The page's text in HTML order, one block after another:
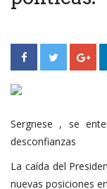
Sergnese , se
desconfianzas
La caída del
nuevas posiciones